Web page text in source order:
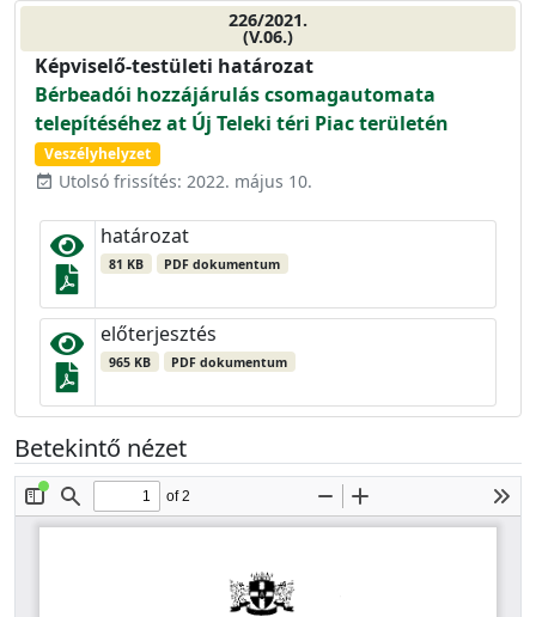
226/2021.
(V.06.)
Képviselő-testületi határozat
Bérbeadói hozzájárulás csomagautomata
telepítéséhez at Új Teleki téri Piac területén
Veszélyhelyzet
event_available Utolsó frissítés: 2022. május 10.
határozat
81 KB PDF dokumentum
előterjesztés
965 KB PDF dokumentum
Betekintő nézet